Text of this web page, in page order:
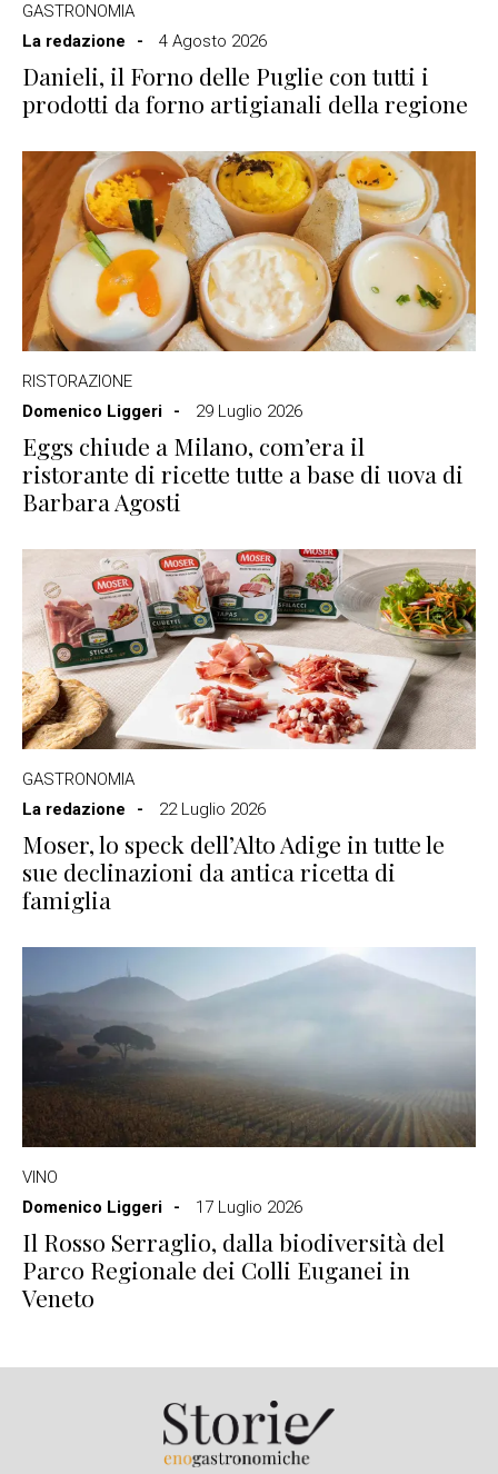
GASTRONOMIA
La redazione
4 Agosto 2026
Danieli, il Forno delle Puglie con tutti i
prodotti da forno artigianali della regione
RISTORAZIONE
Domenico Liggeri
29 Luglio 2026
Eggs chiude a Milano, com’era il
ristorante di ricette tutte a base di uova di
Barbara Agosti
GASTRONOMIA
La redazione
22 Luglio 2026
Moser, lo speck dell’Alto Adige in tutte le
sue declinazioni da antica ricetta di
famiglia
VINO
Domenico Liggeri
17 Luglio 2026
Il Rosso Serraglio, dalla biodiversità del
Parco Regionale dei Colli Euganei in
Veneto